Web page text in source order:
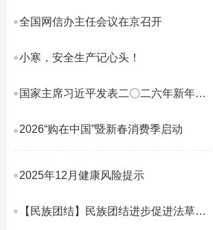
全国网信办主任会议在京召开
小寒，安全生产记心头！
国家主席习近平发表二〇二六年新年贺词
2026“购在中国”暨新春消费季启动
2025年12月健康风险提示
【民族团结】民族团结进步促进法草案二审稿更好弘扬爱国主义精神